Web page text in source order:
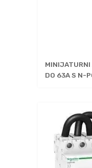
MINIJATURNI
DO 63A S N-